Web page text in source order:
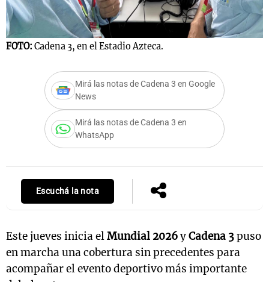
FOTO: Cadena 3, en el Estadio Azteca.
Mirá las notas de Cadena 3 en Google
News
Mirá las notas de Cadena 3 en
WhatsApp
Escuchá la nota
Este jueves inicia elMundial 2026yCadena 3puso
en marcha una cobertura sin precedentes para
acompañar el evento deportivo más importante